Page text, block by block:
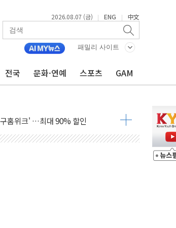
2026.08.07 (금) | ENG | 中文
패밀리 사이트
전국 문화·연예 스포츠 GAM
화 '겹호재'" - 신한투자
결
홈위크' …최대 90% 할인
' 성료
공격 임박…에너지·항만 표적"
서비스 확장 나선다
업 인수 계약